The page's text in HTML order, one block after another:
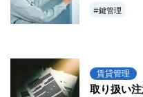
鍵管理
賃貸管理
取り扱い